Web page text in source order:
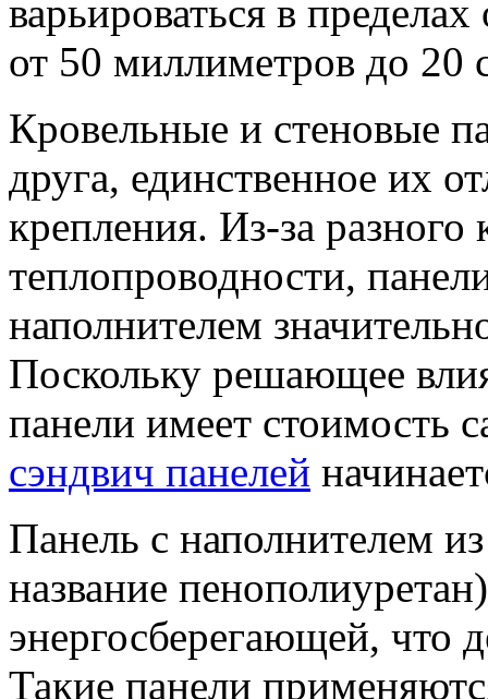
варьироваться в
от 50 миллиметров до 20
Кровельные и стеновые
друга, единственное их
крепления. Из-за
теплопроводности,
наполнителем
Поскольку решающее
панели имеет стоимость
сэндвич панелей
Панель с наполнителем
название
энергосберегающей, что
Такие панели